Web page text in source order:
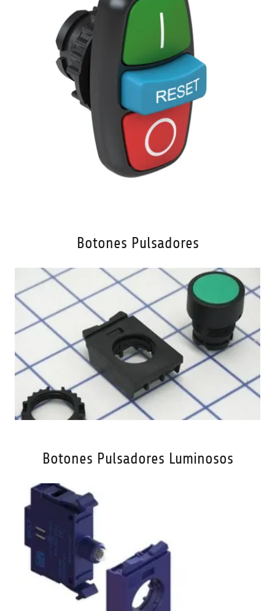
Botones Pulsadores
Botones Pulsadores Luminosos